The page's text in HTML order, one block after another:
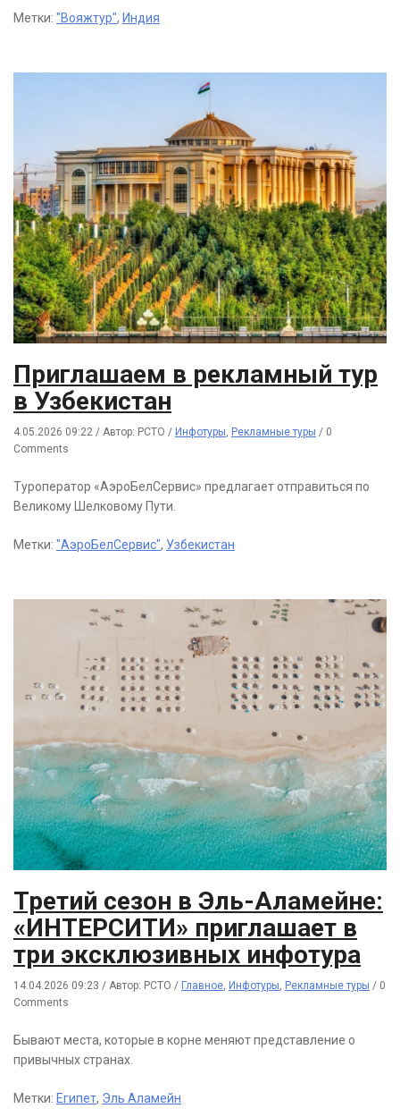
Метки: "Вояжтур", Индия
Приглашаем в рекламный тур
в Узбекистан
4.05.2026 09:22 / Автор: РСТО / Инфотуры, Рекламные туры / 0
Comments
Туроператор «АэроБелСервис» предлагает отправиться по
Великому Шелковому Пути.
Метки: "АэроБелСервис", Узбекистан
Третий сезон в Эль-Аламейне:
«ИНТЕРСИТИ» приглашает в
три эксклюзивных инфотура
14.04.2026 09:23 / Автор: РСТО / Главное Инфотуры Рекламные туры / 0
Comments
Бывают места, которые в корне меняют представление о
привычных странах.
Метки: Египет, Эль Аламейн